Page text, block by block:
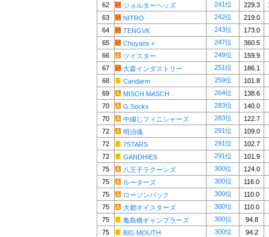
62
ジョルターヘッズ 241位 229.3
63
NITRO 242位
219.0
64
TENGVK 243位
173.0
65
Chuyans＋ 247位
360.5
66
ツイスター 249位
159.9
67
大森インダストリー 251位
186.1
68
Candarm 259位
101.8
69
MISCH MASCH 264位
138.6
70
G.Socks 283位
140.0
70
中綴じフィニシャーズ 283位
122.7
72
明治魂 291位
109.0
72
7STARS 291位
102.7
72
GANDHIES 291位
101.9
75
八王子ラクーンズ 300位
124.0
75
ルーターズ 300位
116.0
75
ロージンバック 300位
110.0
75
大都オイスターズ 300位
110.0
75
亀島橋ギャンブラーズ 300位
94.8
75
BIG MOUTH 300位
94.2